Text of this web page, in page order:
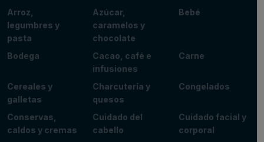
Arroz,
legumbres y
pasta
Azúcar,
caramelos y
chocolate
Bebé
Bodega
Cacao, café e
infusiones
Carne
Cereales y
galletas
Charcutería y
quesos
Congelados
Conservas,
caldos y cremas
Cuidado del
cabello
Cuidado facial y
corporal